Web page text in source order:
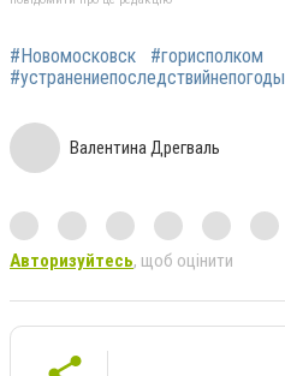
#Новомосковск
#горисполком
#устранениепоследствийнепогоды
Валентина Дрегваль
Авторизуйтесь, щоб оцінити